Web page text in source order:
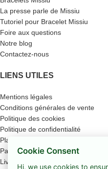
La presse parle de Missiu
Tutoriel pour Bracelet Missiu
Foire aux questions
Notre blog
Contactez-nous
LIENS UTILES
Mentions légales
Conditions générales de vente
Politique des cookies
Politique de confidentialité
Plan du site
Paiement sécurisé
Livraison
Cookie Consent
Hi, we use cookies to